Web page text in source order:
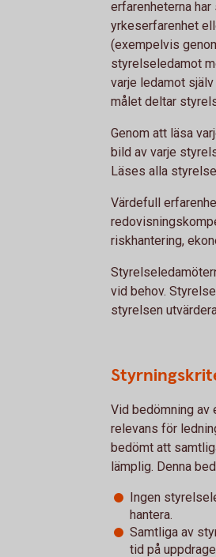
erfarenheterna
yrkeserfarenhet
(exempelvis
styrelseledamot
varje ledamot
målet deltar
Genom att läsa
bild av varje
Läses alla
Värdefull
riskhantering,
vid behov.
styrelsen
Vid bedömning av
relevans för
bedömt att
lämplig. Denna
Ingen
hantera.
Samtliga av
tid på